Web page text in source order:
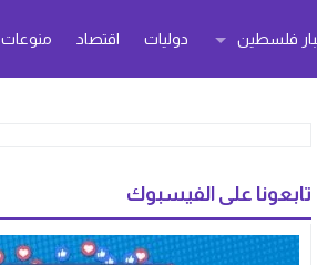
فلسطين دوليات اقتصاد منوعات
تابعونا على الفيسبوك